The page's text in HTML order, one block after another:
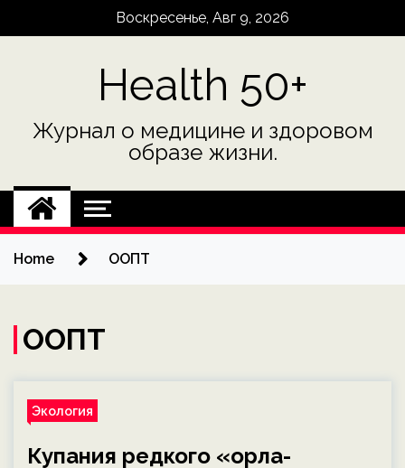
Воскресенье, Авг 9, 2026
Health 50+
Журнал о медицине и здоровом
образе жизни.
Home ООПТ
ООПТ
Экология
Купания редкого «орла-